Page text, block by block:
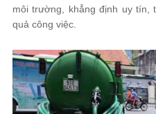
môi trường, khẳng định uy tín,
quả công việc.